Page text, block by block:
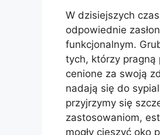
W dzisiejszych
odpowiednie
funkcjonalnym.
tych, którzy pragną
cenione za swoją
nadają się do
przyjrzymy się
zastosowaniom,
mogły cieszyć oko